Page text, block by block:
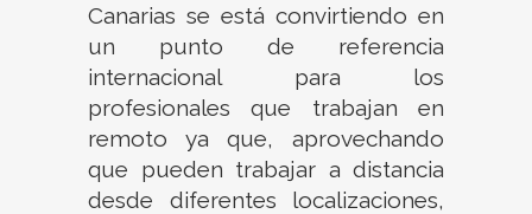
Canarias se está convirtiendo en
un punto de referencia
internacional para los
profesionales que trabajan en
remoto ya que, aprovechando
que pueden trabajar a distancia
desde diferentes localizaciones,